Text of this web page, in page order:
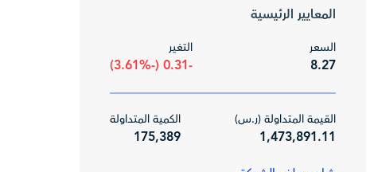
المعايير الرئيسية
السعر
8.27
التغير
-0.31 (-3.61%)
القيمة المتداولة (ر.س)
1,473,891.11
الكمية المتداولة
175,389